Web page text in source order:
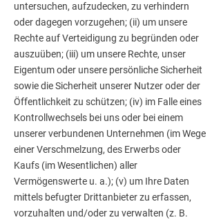
untersuchen, aufzudecken, zu verhindern
oder dagegen vorzugehen; (ii) um unsere
Rechte auf Verteidigung zu begründen oder
auszuüben; (iii) um unsere Rechte, unser
Eigentum oder unsere persönliche Sicherheit
sowie die Sicherheit unserer Nutzer oder der
Öffentlichkeit zu schützen; (iv) im Falle eines
Kontrollwechsels bei uns oder bei einem
unserer verbundenen Unternehmen (im Wege
einer Verschmelzung, des Erwerbs oder
Kaufs (im Wesentlichen) aller
Vermögenswerte u. a.); (v) um Ihre Daten
mittels befugter Drittanbieter zu erfassen,
vorzuhalten und/oder zu verwalten (z. B.